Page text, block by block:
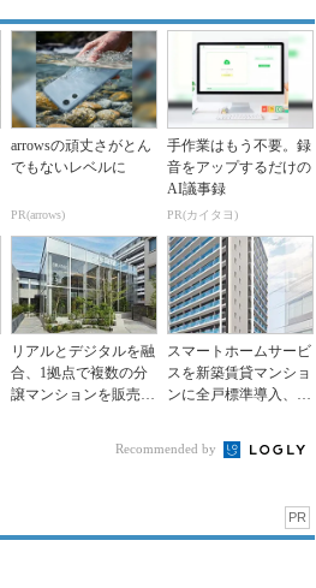
arrowsの頑丈さがとん
でもないレベルに
PR(arrows)
手作業はもう不要。録
音をアップするだけの
AI議事録
PR(カイタヨ)
リアルとデジタルを融
合、1拠点で複数の分
譲マンションを販売
スマートホームサービ
スを新築賃貸マンショ
ンに全戸標準導入、東
Recommended by
PR